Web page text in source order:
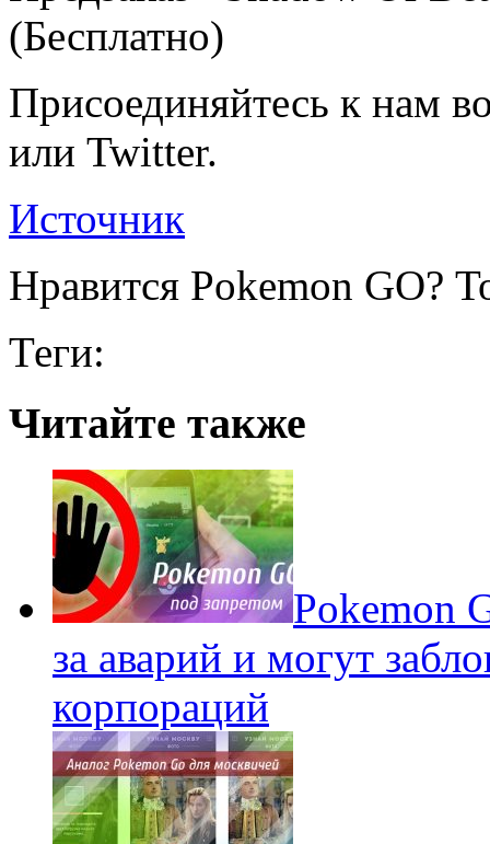
(Бесплатно)
Присоединяйтесь к нам
или Twitter.
Источник
Нравится Pokemon GO?
Теги:
Читайте также
Pokеmon
за аварий и могут
корпораций